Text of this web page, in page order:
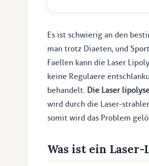
Es ist schwierig an den
man trotz Diaeten, und
Faellen kann die Laser
keine Regulaere
behandelt. Die Laser
wird durch die Laser-
somit wird das Problem
Was ist ein Laser-